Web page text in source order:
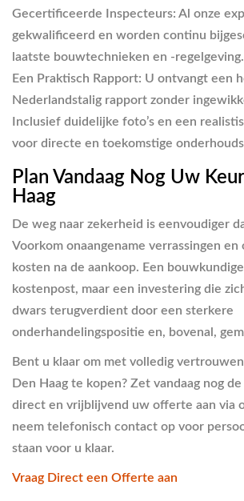
Gecertificeerde Inspecteurs: Al onze
gekwalificeerd en worden continu
laatste bouwtechnieken en -regelgeving.
Een Praktisch Rapport: U ontvangt een
Nederlandstalig rapport zonder
Inclusief duidelijke foto’s en een
voor directe en toekomstige
Plan Vandaag Nog Uw
Haag
De weg naar zekerheid is eenvoudiger
Voorkom onaangename verrassingen
kosten na de aankoop. Een
kostenpost, maar een investering die
dwars terugverdient door een sterkere
onderhandelingspositie en, bovenal,
Bent u klaar om met volledig
Den Haag te kopen? Zet vandaag nog
direct en vrijblijvend uw offerte aan via
neem telefonisch contact op voor
staan voor u klaar.
Vraag Direct een Offerte aan